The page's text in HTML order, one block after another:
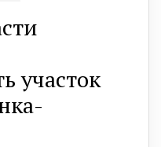
участок